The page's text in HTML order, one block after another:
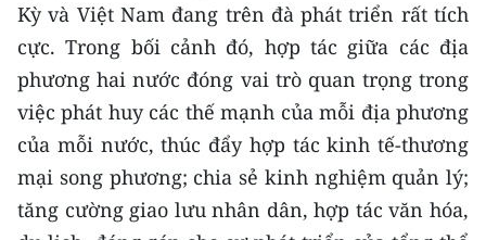
Kỳ và Việt Nam đang trên đà phát triển rất tích
cực. Trong bối cảnh đó, hợp tác giữa các địa
phương hai nước đóng vai trò quan trọng trong
việc phát huy các thế mạnh của mỗi địa phương
của mỗi nước, thúc đẩy hợp tác kinh tế-thương
mại song phương; chia sẻ kinh nghiệm quản lý;
tăng cường giao lưu nhân dân, hợp tác văn hóa,